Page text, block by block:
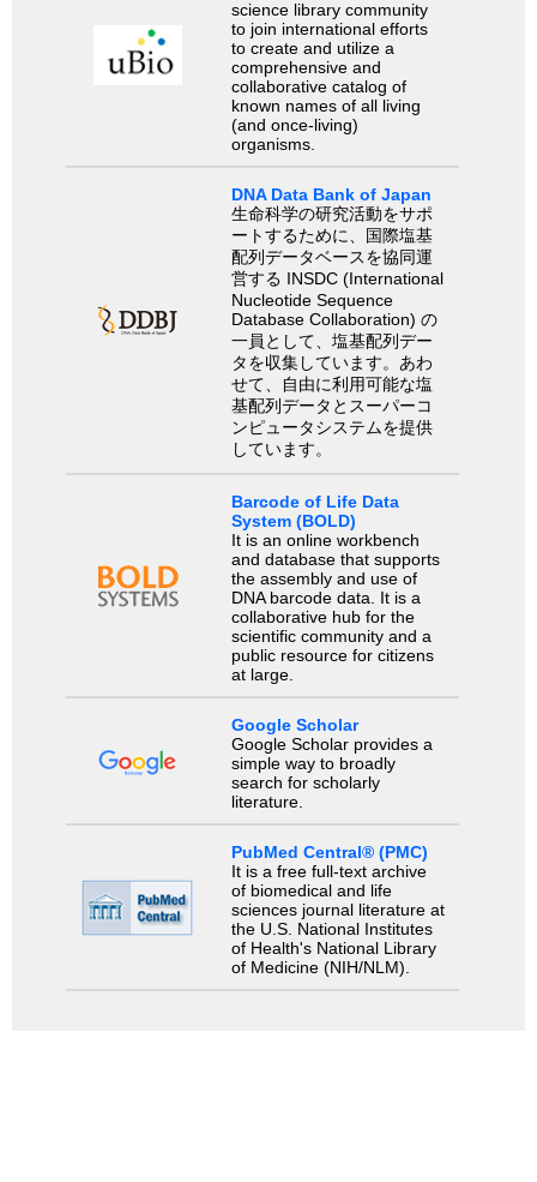
science library community
to join international efforts
to create and utilize a
comprehensive and
collaborative catalog of
known names of all living
(and once-living)
organisms.
DNA Data Bank of Japan
生命科学の研究活動をサポ
ートするために、国際塩基
配列データベースを協同運
営する INSDC (International
Nucleotide Sequence
Database Collaboration) の
一員として、塩基配列デー
タを収集しています。あわ
せて、自由に利用可能な塩
基配列データとスーパーコ
ンピュータシステムを提供
しています。
Barcode of Life Data
System (BOLD)
It is an online workbench
and database that supports
the assembly and use of
DNA barcode data. It is a
collaborative hub for the
scientific community and a
public resource for citizens
at large.
Google Scholar
Google Scholar provides a
simple way to broadly
search for scholarly
literature.
PubMed Central® (PMC)
It is a free full-text archive
of biomedical and life
sciences journal literature at
the U.S. National Institutes
of Health's National Library
of Medicine (NIH/NLM).